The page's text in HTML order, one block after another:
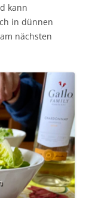
kann
in dünnen
nächsten